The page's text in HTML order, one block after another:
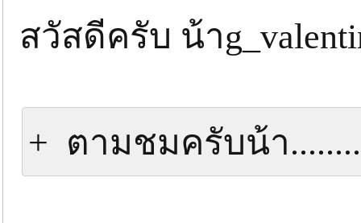
สวัสดีครับ น้า
+ ตามชมครับน้า